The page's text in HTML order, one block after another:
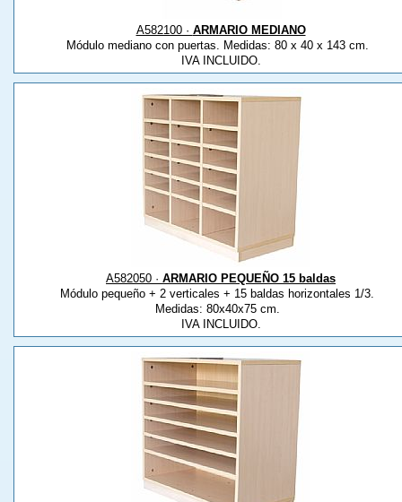
A582100 · ARMARIO MEDIANO
Módulo mediano con puertas. Medidas: 80 x 40 x 143 cm.
IVA INCLUIDO.
A582050 · ARMARIO PEQUEÑO 15 baldas
Módulo pequeño + 2 verticales + 15 baldas horizontales 1/3.
Medidas: 80x40x75 cm.
IVA INCLUIDO.